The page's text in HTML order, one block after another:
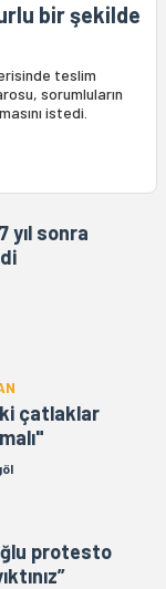
bir şekilde
teslim
sorumluların
istedi.
yıl sonra
çatlaklar
protesto